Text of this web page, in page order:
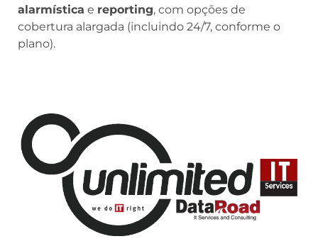
alarmística e reporting, com opções de
cobertura alargada (incluindo 24/7, conforme o
plano).